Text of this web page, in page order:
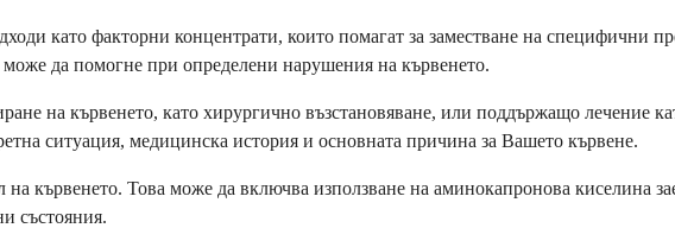
като факторни концентрати, които помагат за заместване на специфични
да помогне при определени нарушения на кървенето.
на кървенето, като хирургично възстановяване, или поддържащо лечение
ситуация, медицинска история и основната причина за Вашето кървене.
кървенето. Това може да включва използване на аминокапронова киселина
състояния.